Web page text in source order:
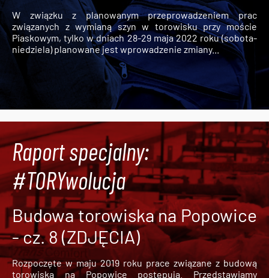
W związku z planowanym przeprowadzeniem prac
związanych z wymianą szyn w torowisku przy moście
Piaskowym, tylko w dniach 28-29 maja 2022 roku (sobota-
niedziela) planowane jest wprowadzenie zmiany...
Raport specjalny:
#TORYwolucja
Budowa torowiska na Popowice
- cz. 8 (ZDJĘCIA)
Rozpoczęte w maju 2019 roku prace związane z budową
torowiska na Popowice
postępują. Przedstawiamy